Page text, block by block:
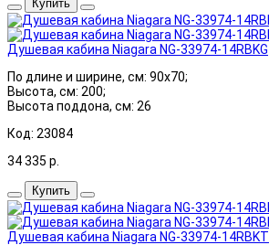
Купить
Душевая кабина Niagara NG-33974-14RBKG
По длине и ширине, см: 90x70;
Высота, см: 200;
Высота поддона, см: 26
Код: 23084
34 335 р.
Купить
Душевая кабина Niagara NG-33974-14RBKT